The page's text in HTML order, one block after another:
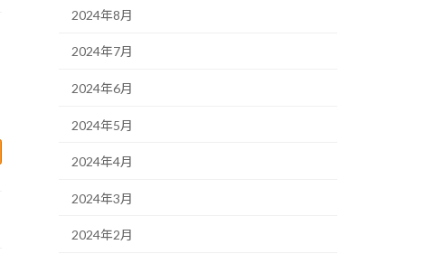
2024年8月
2024年7月
2024年6月
2024年5月
2024年4月
2024年3月
2024年2月